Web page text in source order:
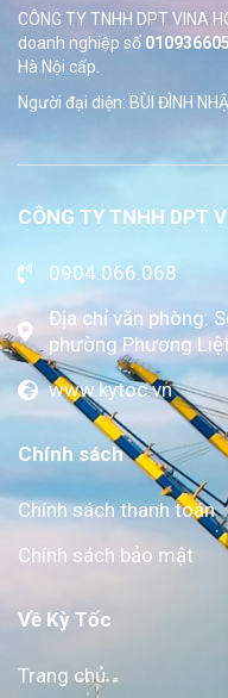
CÔNG TY TNHH DPT VINA
doanh nghiệp số
Hà Nội cấp.
Người đại diện: BÙI ĐÌNH
CÔNG TY TNHH DPT
0904.066.068
Địa chỉ văn phòng:
phường Phương
www.kytoc.vn
Chính sách
Chính sách thanh toán
Chính sách bảo mật
Về Kỳ Tốc
Trang chủ